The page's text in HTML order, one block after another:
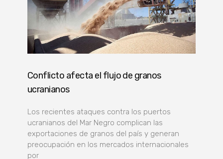
Conflicto afecta el flujo de granos
ucranianos
Los recientes ataques contra los puertos
ucranianos del Mar Negro complican las
exportaciones de granos del país y generan
preocupación en los mercados internacionales
por